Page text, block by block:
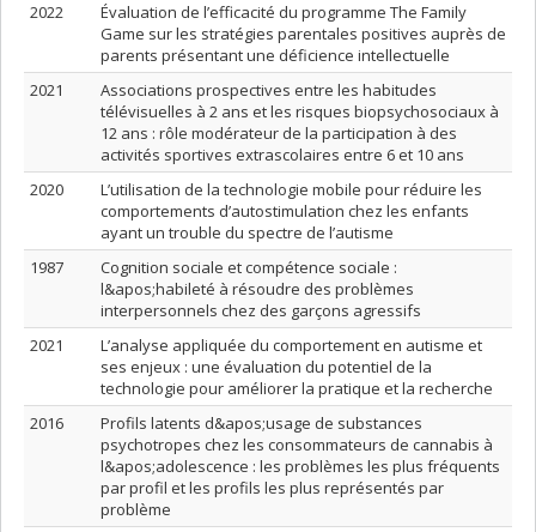
2022
Évaluation de l’efficacité du programme The Family
Game sur les stratégies parentales positives auprès de
parents présentant une déficience intellectuelle
2021
Associations prospectives entre les habitudes
télévisuelles à 2 ans et les risques biopsychosociaux à
12 ans : rôle modérateur de la participation à des
activités sportives extrascolaires entre 6 et 10 ans
2020
L’utilisation de la technologie mobile pour réduire les
comportements d’autostimulation chez les enfants
ayant un trouble du spectre de l’autisme
1987
Cognition sociale et compétence sociale :
l&apos;habileté à résoudre des problèmes
interpersonnels chez des garçons agressifs
2021
L’analyse appliquée du comportement en autisme et
ses enjeux : une évaluation du potentiel de la
technologie pour améliorer la pratique et la recherche
2016
Profils latents d&apos;usage de substances
psychotropes chez les consommateurs de cannabis à
l&apos;adolescence : les problèmes les plus fréquents
par profil et les profils les plus représentés par
problème